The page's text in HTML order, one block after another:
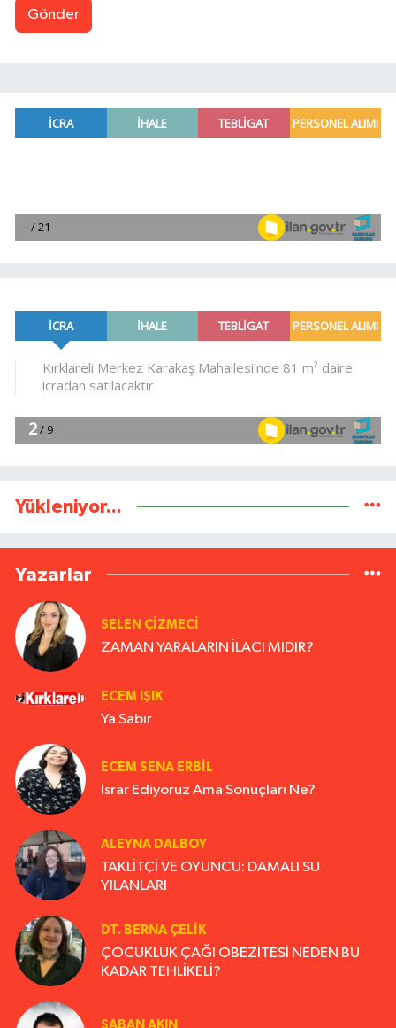
Gönder
Yükleniyor...
Yazarlar
SELEN ÇİZMECİ
ZAMAN YARALARIN İLACI MIDIR?
ECEM IŞIK
Ya Sabır
ECEM SENA ERBIL
Israr Ediyoruz Ama Sonuçları Ne?
ALEYNA DALBOY
TAKLİTÇİ VE OYUNCU: DAMALI SU
YILANLARI
DT. BERNA ÇELIK
ÇOCUKLUK ÇAĞI OBEZİTESİ NEDEN BU
KADAR TEHLİKELİ?
ŞABAN AKIN